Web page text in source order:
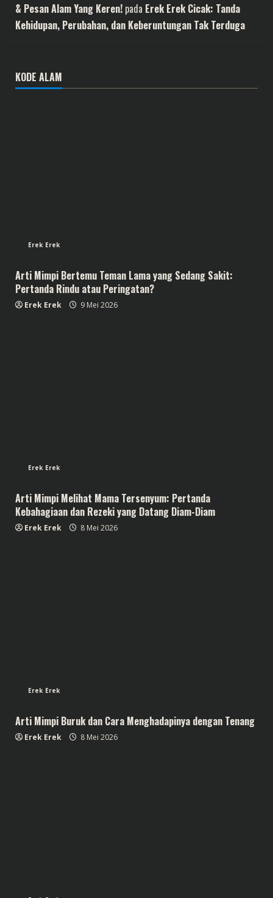
& Pesan Alam Yang Keren! pada Erek Erek Cicak: Tanda
Kehidupan, Perubahan, dan Keberuntungan Tak Terduga
KODE ALAM
Erek Erek
Arti Mimpi Bertemu Teman Lama yang Sedang Sakit:
Pertanda Rindu atau Peringatan?
Erek Erek 9 Mei 2026
Erek Erek
Arti Mimpi Melihat Mama Tersenyum: Pertanda
Kebahagiaan dan Rezeki yang Datang Diam-Diam
Erek Erek 8 Mei 2026
Erek Erek
Arti Mimpi Buruk dan Cara Menghadapinya dengan Tenang
Erek Erek 8 Mei 2026